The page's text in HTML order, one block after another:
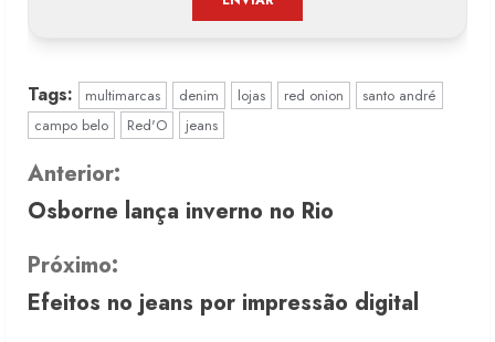
Tags: multimarcas denim lojas red onion
santo andré
campo belo
Red'O jeans
C
o
n
t
Anterior:
Osborne lança inverno no Rio
Próximo:
Efeitos no jeans por impressão digital